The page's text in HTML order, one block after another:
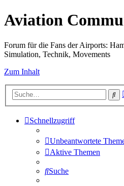
Aviation
Forum für die Fans der Airports:
Simulation, Technik, Movements
Zum Inhalt
Schnellzugriff
Unbeantwortete
Aktive Themen
Suche